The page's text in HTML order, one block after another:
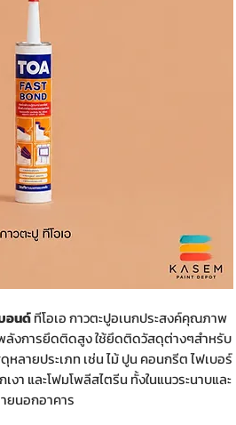
อนด์ทีโอเอ กาวตะปูอเนกประสงค์คุณภาพ
ลังการยึดติดสูง ใช้ยึดติดวัสดุต่างๆสำหรับ
ลายประเภท เช่น ไม้ ปูน คอนกรีต ไฟเบอร์
งา และโฟมโพลีสไตรีน ทั้งในแนวระนาบและ
ยนอกอาคาร